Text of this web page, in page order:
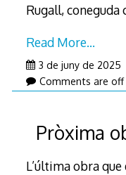
Rugall, coneguda
Read More…
3 de juny de 2025
Comments are
Pròxima
L’última obra